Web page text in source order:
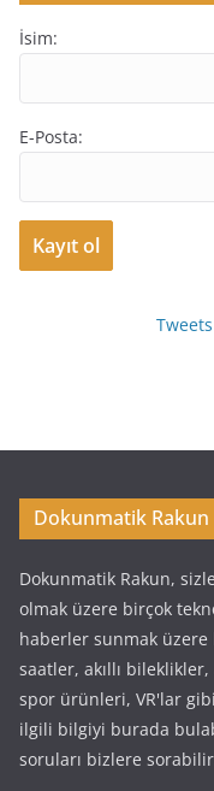
İsim:
E-Posta:
Dokunmatik Rakun
Dokunmatik Rakun,
olmak üzere birçok
haberler sunmak
saatler, akıllı bileklikler,
spor ürünleri, VR'lar
ilgili bilgiyi burada
soruları bizlere